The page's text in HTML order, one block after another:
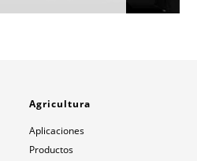
Agricultura
Aplicaciones
Productos